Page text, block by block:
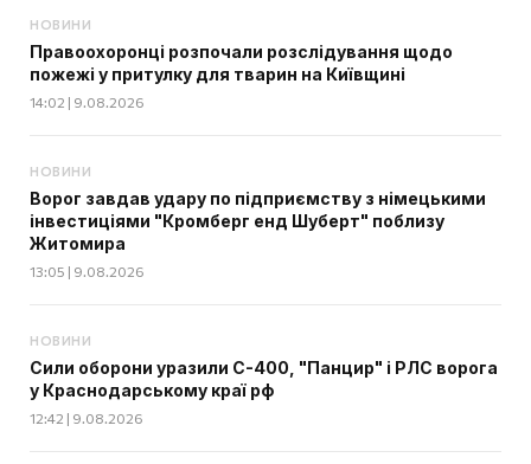
НОВИНИ
Правоохоронці розпочали розслідування щодо
пожежі у притулку для тварин на Київщині
14:02 | 9.08.2026
НОВИНИ
Ворог завдав удару по підприємству з німецькими
інвестиціями "Кромберг енд Шуберт" поблизу
Житомира
13:05 | 9.08.2026
НОВИНИ
Сили оборони уразили С-400, "Панцир" і РЛС ворога
у Краснодарському краї рф
12:42 | 9.08.2026